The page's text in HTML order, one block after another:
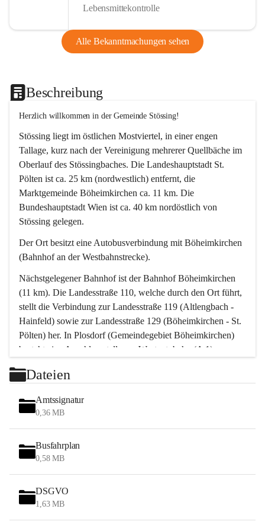
Lebensmittekontrolle
Alle Bekanntmachungen sehen
Beschreibung
Herzlich willkommen in der Gemeinde Stössing!
Stössing liegt im östlichen Mostviertel, in einer engen
Tallage, kurz nach der Vereinigung mehrerer Quellbäche im
Oberlauf des Stössingbaches. Die Landeshauptstadt St.
Pölten ist ca. 25 km (nordwestlich) entfernt, die
Marktgemeinde Böheimkirchen ca. 11 km. Die
Bundeshauptstadt Wien ist ca. 40 km nordöstlich von
Stössing gelegen.
Der Ort besitzt eine Autobusverbindung mit Böheimkirchen
(Bahnhof an der Westbahnstrecke).
Nächstgelegener Bahnhof ist der Bahnhof Böheimkirchen
(11 km). Die Landesstraße 110, welche durch den Ort führt,
stellt die Verbindung zur Landesstraße 119 (Altlengbach -
Hainfeld) sowie zur Landesstraße 129 (Böheimkirchen - St.
Pölten) her. In Plosdorf (Gemeindegebiet Böheimkirchen)
besteht eine Anschlussstelle zur Westautobahn (A 1).
Wien erreicht man in ca. 45 Minuten.
Stössing zählt noch zum Naherholungsraum Wien sowie
zum Naherholungsraum St. Pölten. Viele Bauernhöfe hatten
„ihre Wiener“. Seit 1960 bauten viele Wiener
Wochenendhäuser im Gemeindegebiet. Wegen des
waldreichen Jagdgebietes haben viele Jagdpächter ihre
Das Wandern ist aus touristischer Sicht die bedeutendste
Tätigkeit. Das hügelige Gebiet mit Wanderwegen durch
Wiesen, Wälder und Obstkulturen lädt dazu ein. Gefördert
Dateien
Amtssignatur
0,36 MB
Busfahrplan
0,58 MB
DSGVO
1,63 MB